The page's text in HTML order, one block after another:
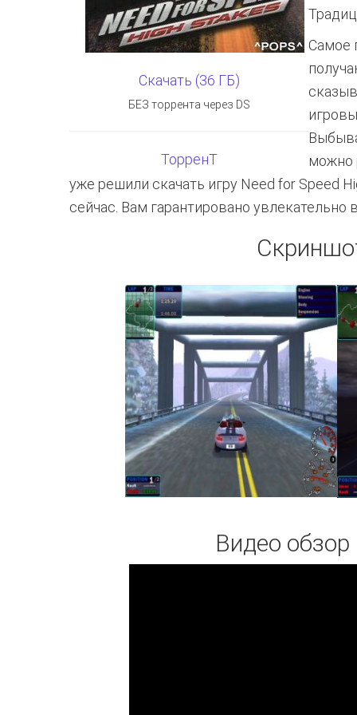
Скачать (36 ГБ)
БЕЗ торрента через DS
ТорренТ
Самое
можно
уже решили скачать игру Need for Speed
сейчас. Вам гарантировано
Видео